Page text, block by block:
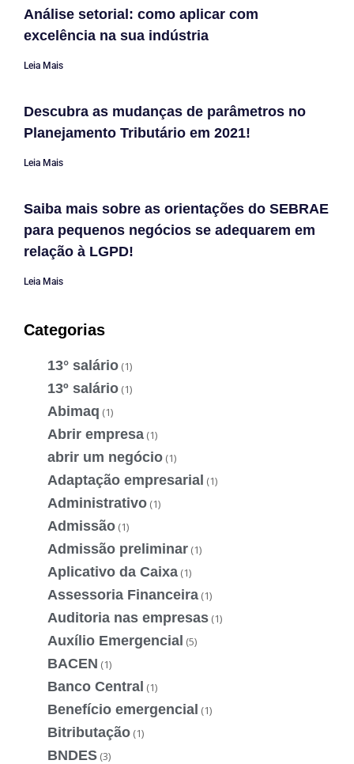
Análise setorial: como aplicar com
excelência na sua indústria
Leia Mais
Descubra as mudanças de parâmetros no
Planejamento Tributário em 2021!
Leia Mais
Saiba mais sobre as orientações do SEBRAE
para pequenos negócios se adequarem em
relação à LGPD!
Leia Mais
Categorias
13° salário (1)
13º salário (1)
Abimaq (1)
Abrir empresa (1)
abrir um negócio (1)
Adaptação empresarial (1)
Administrativo (1)
Admissão (1)
Admissão preliminar (1)
Aplicativo da Caixa (1)
Assessoria Financeira (1)
Auditoria nas empresas (1)
Auxílio Emergencial (5)
BACEN (1)
Banco Central (1)
Benefício emergencial (1)
Bitributação (1)
BNDES (3)